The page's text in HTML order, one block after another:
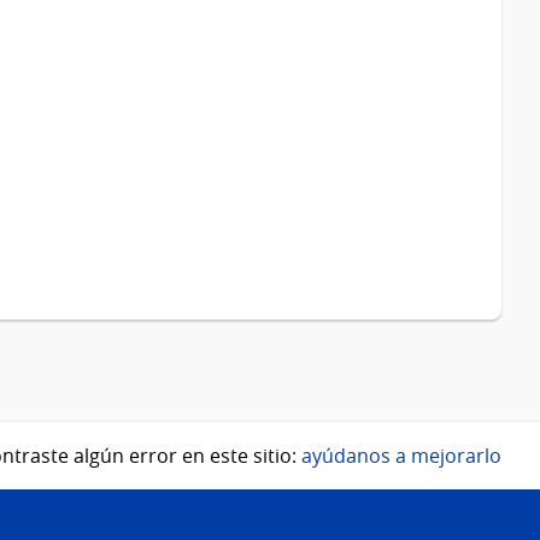
algún error en este sitio: ayúdanos a mejorarlo